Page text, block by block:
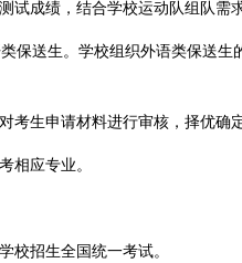
成绩，结合学校运动队组队需求
送生。学校组织外语类保送生
申请材料进行审核，择优确
应专业。
招生全国统一考试。